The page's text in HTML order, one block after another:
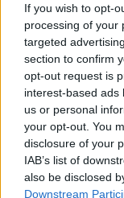
If you wish to opt-
processing of your
targeted
section to confirm
opt-out request is
interest-based ads
us or personal
your opt-out. You
disclosure of your
IAB’s list of
also be disclosed
Downstream
ακριβώς
πλούσια
εξέλιξη του